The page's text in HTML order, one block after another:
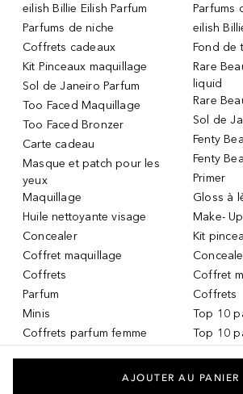
eilish Billie Eilish Parfum
Parfums de niche
Coffrets cadeaux
Kit Pinceaux maquillage
Sol de Janeiro Parfum
Too Faced Maquillage
Too Faced Bronzer
Carte cadeau
Masque et patch pour les
yeux
Maquillage
Huile nettoyante visage
Concealer
Coffret maquillage
Coffrets
Parfum
Minis
Coffrets parfum femme
Parfums
eilish
Fond de
Rare
liquid
Rare
Sol de
Fenty
Fenty
Primer
Gloss à
Make- Up
Kit
Coffret
Coffrets
Top 10
Top 10
Services
AJOUTER AU PANIER